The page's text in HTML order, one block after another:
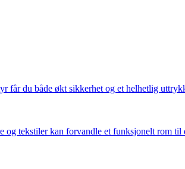
du både økt sikkerhet og et helhetlig
tekstiler kan forvandle et funksjonelt rom